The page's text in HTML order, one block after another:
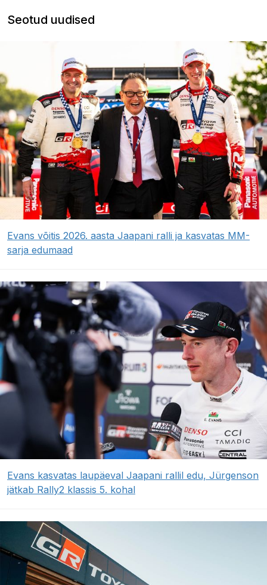
Seotud uudised
Evans võitis 2026. aasta Jaapani ralli ja kasvatas MM-
sarja edumaad
Evans kasvatas laupäeval Jaapani rallil edu, Jürgenson
jätkab Rally2 klassis 5. kohal